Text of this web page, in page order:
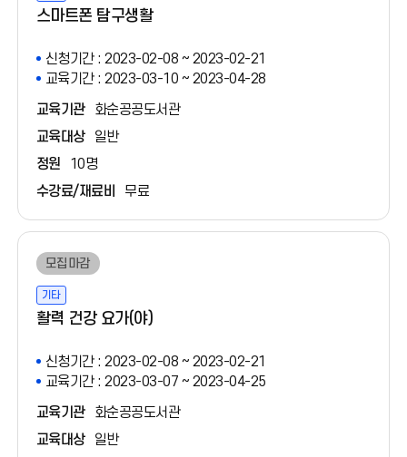
스마트폰 탐구생활
신청기간 : 2023-02-08 ~ 2023-02-21
교육기간 : 2023-03-10 ~ 2023-04-28
교육기관
화순공공도서관
교육대상
일반
정원
10명
수강료/재료비
무료
모집마감
기타
활력 건강 요가(야)
신청기간 : 2023-02-08 ~ 2023-02-21
교육기간 : 2023-03-07 ~ 2023-04-25
교육기관
화순공공도서관
교육대상
일반